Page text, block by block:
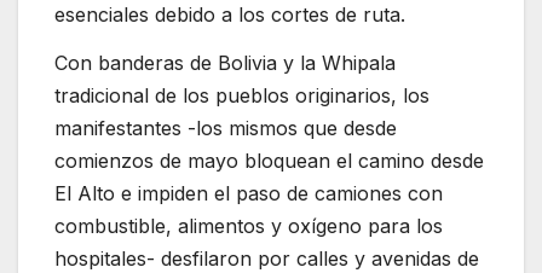
esenciales debido a los cortes de ruta.
Con banderas de Bolivia y la Whipala
tradicional de los pueblos originarios, los
manifestantes -los mismos que desde
comienzos de mayo bloquean el camino desde
El Alto e impiden el paso de camiones con
combustible, alimentos y oxígeno para los
hospitales- desfilaron por calles y avenidas de